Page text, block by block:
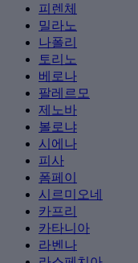
피렌체
밀라노
나폴리
토리노
베로나
팔레르모
제노바
볼로냐
시에나
피사
폼페이
시르미오네
카프리
카타니아
라벤나